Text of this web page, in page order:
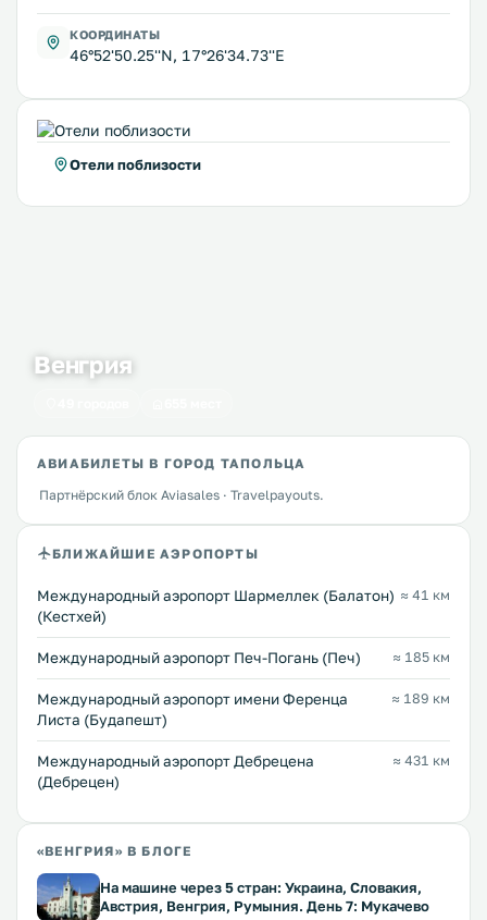
КООРДИНАТЫ
46°52'50.25''N, 17°26'34.73''E
Отели поблизости
Венгрия
АВИАБИЛЕТЫ В ГОРОД ТАПОЛЬЦА
Партнёрский блок Aviasales · Travelpayouts.
БЛИЖАЙШИЕ АЭРОПОРТЫ
Международный аэропорт Шармеллек (Балатон)
(Кестхей)
≈ 41 км
Международный аэропорт Печ-Погань (Печ) ≈ 185 км
Международный аэропорт имени Ференца
Листа (Будапешт)
≈ 189 км
Международный аэропорт Дебрецена
(Дебрецен)
≈ 431 км
«ВЕНГРИЯ» В БЛОГЕ
На машине через 5 стран: Украина, Словакия,
Австрия, Венгрия, Румыния. День 7: Мукачево